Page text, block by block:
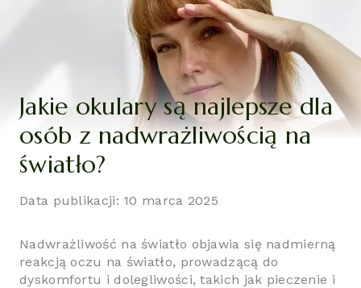
Jakie okulary są najlepsze dla
osób z nadwrażliwością na
światło?
Data publikacji: 10 marca 2025
Nadwrażliwość na światło objawia się nadmierną
reakcją oczu na światło, prowadzącą do
dyskomfortu i dolegliwości, takich jak pieczenie i